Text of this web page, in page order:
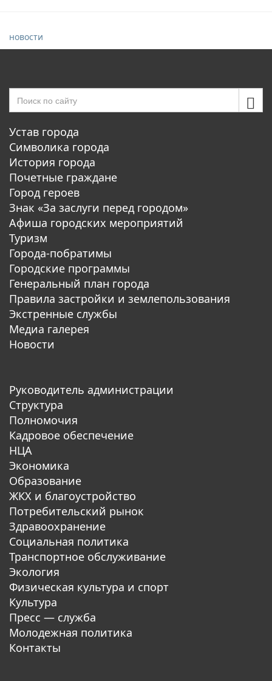
новости
Устав города
Символика города
История города
Почетные граждане
Город героев
Знак «За заслуги перед городом»
Афиша городских мероприятий
Туризм
Города-побратимы
Городские программы
Генеральный план города
Правила застройки и землепользования
Экстренные службы
Медиа галерея
Новости
Руководитель администрации
Структура
Полномочия
Кадровое обеспечение
НЦА
Экономика
Образование
ЖКХ и благоустройство
Потребительский рынок
Здравоохранение
Социальная политика
Транспортное обслуживание
Экология
Физическая культура и спорт
Культура
Пресс — служба
Молодежная политика
Контакты